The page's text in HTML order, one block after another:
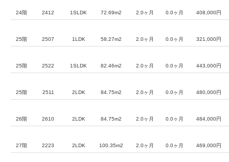
24階 2412 1SLDK 72.69m2 2.0ヶ月 0.0ヶ月 408,000円
25階 2507 1LDK 58.27m2 2.0ヶ月 0.0ヶ月 321,000円
25階 2522 1SLDK 82.46m2 2.0ヶ月 0.0ヶ月 443,000円
25階 2511 2LDK 84.75m2 2.0ヶ月 0.0ヶ月 480,000円
26階 2610 2LDK 84.75m2 2.0ヶ月 0.0ヶ月 484,000円
27階 2223 2LDK 100.35m2 2.0ヶ月 0.0ヶ月 469,000円